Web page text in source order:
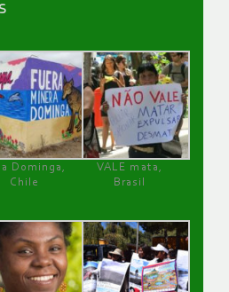
a Dominga,
Chile
VALE mata,
Brasil